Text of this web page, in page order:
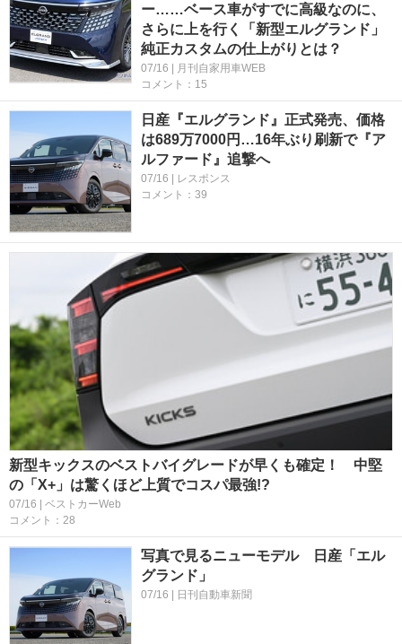
ー……ベース車がすでに高級なのに、
さらに上を行く「新型エルグランド」
純正カスタムの仕上がりとは？
07/16 | 月刊自家用車WEB
コメント：15
日産『エルグランド』正式発売、価格
は689万7000円…16年ぶり刷新で『ア
ルファード』追撃へ
07/16 | レスポンス
コメント：39
新型キックスのベストバイグレードが早くも確定！ 中堅
の「X+」は驚くほど上質でコスパ最強!?
07/16 | ベストカーWeb
コメント：28
写真で見るニューモデル 日産「エル
グランド」
07/16 | 日刊自動車新聞